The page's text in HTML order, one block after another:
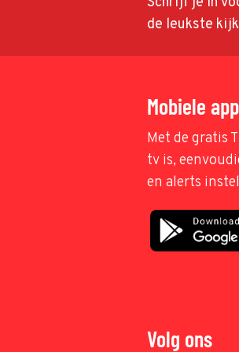
de leukste
Mobiele
Met de gratis
tv is,
en alerts
Volg ons